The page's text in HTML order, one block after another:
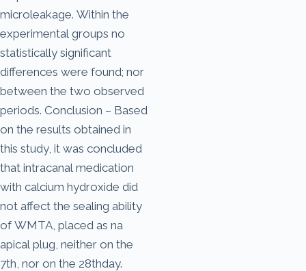
microleakage. Within the
experimental groups no
statistically significant
differences were found; nor
between the two observed
periods. Conclusion – Based
on the results obtained in
this study, it was concluded
that intracanal medication
with calcium hydroxide did
not affect the sealing ability
of WMTA, placed as na
apical plug, neither on the
7th, nor on the 28thday.